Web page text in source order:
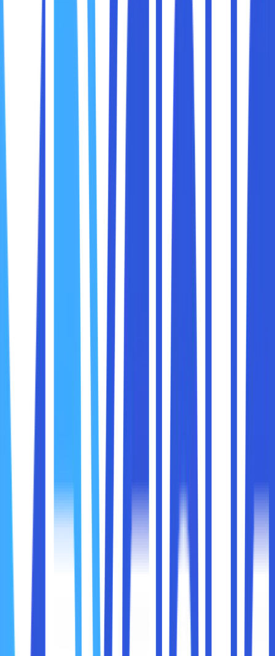
menjadi kebutuhan pokok bagi banyak orang. Namun, tidak
semua pengguna. Beberapa situs web, layanan streaming,
atau aturan internal jaringan. Dalam situasi seperti ini,
(Virtual Private Network)
hambatan.
Di bawah ini akan menjelaskan secara rinci bagaimana VPN
VPN, atau Virtual Private Network, adalah layanan yang
internet. Dengan menggunakan VPN, aktivitas online Anda
dienkripsi, sehingga data yang dikirim dan diterima tetap
mengubah lokasi virtual Anda, sehingga Anda
dapat mengakses konten yang dibatasi oleh wilayah
Pemblokiran konten di internet bisa disebabkan oleh